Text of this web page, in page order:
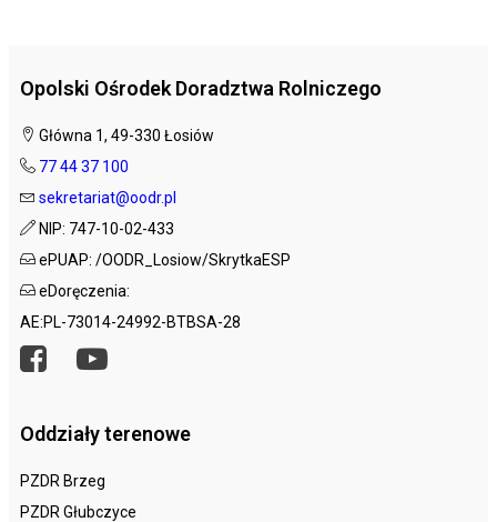
Opolski Ośrodek Doradztwa Rolniczego
Główna 1, 49-330 Łosiów
77 44 37 100
sekretariat@oodr.pl
NIP: 747-10-02-433
ePUAP: /OODR_Losiow/SkrytkaESP
eDoręczenia:
AE:PL-73014-24992-BTBSA-28
Oddziały terenowe
PZDR Brzeg
PZDR Głubczyce